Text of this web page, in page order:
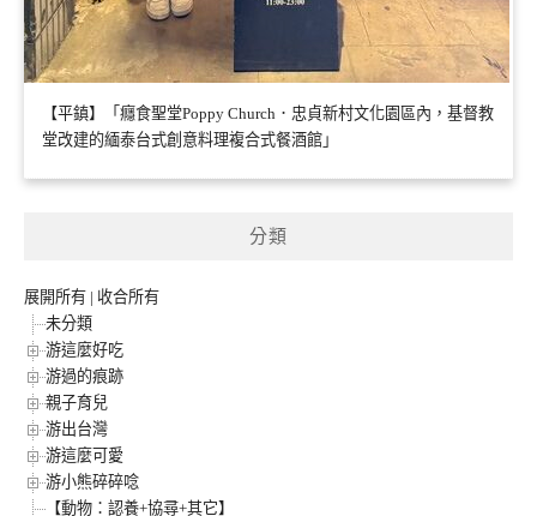
【平鎮】「癮食聖堂Poppy Church．忠貞新村文化園區內，基督教
堂改建的緬泰台式創意料理複合式餐酒館」
分類
展開所有 | 收合所有
未分類
游這麼好吃
游過的痕跡
親子育兒
游出台灣
游這麼可愛
游小熊碎碎唸
【動物：認養+協尋+其它】